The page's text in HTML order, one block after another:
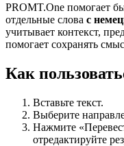
PROMT.One помогает
отдельные слова с
учитывает контекст,
помогает сохранять
Как
Вставьте текст.
Выберите
Нажмите
отредактируйте